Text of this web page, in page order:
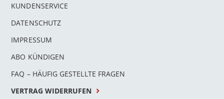
KUNDENSERVICE
DATENSCHUTZ
IMPRESSUM
ABO KÜNDIGEN
FAQ – HÄUFIG GESTELLTE FRAGEN
VERTRAG WIDERRUFEN